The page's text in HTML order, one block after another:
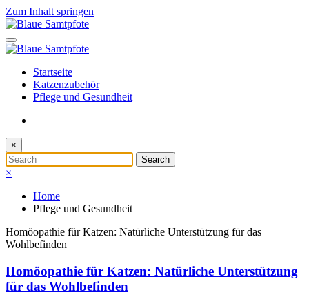
Zum Inhalt springen
Startseite
Katzenzubehör
Pflege und Gesundheit
×
×
Home
Pflege und Gesundheit
Homöopathie für Katzen: Natürliche Unterstützung für das
Wohlbefinden
Homöopathie für Katzen: Natürliche Unterstützung
für das Wohlbefinden